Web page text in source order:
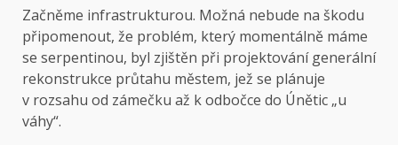
Začněme infrastrukturou. Možná nebude na škodu
připomenout, že problém, který momentálně máme
se serpentinou, byl zjištěn při projektování generální
rekonstrukce průtahu městem, jež se plánuje
v rozsahu od zámečku až k odbočce do Únětic „u
váhy“.